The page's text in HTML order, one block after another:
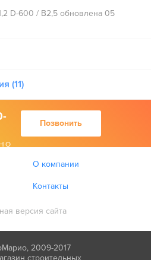
D-600 / B2,5 обновлена 05
(11)
Позвонить
О компании
Контакты
версия сайта
2009-2017
строительных